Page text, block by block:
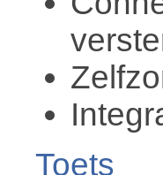
Toets